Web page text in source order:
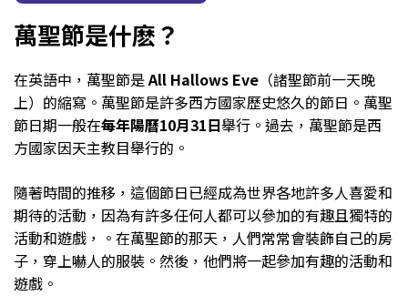
萬聖節是什麽？
在英語中，萬聖節是All Hallows Eve （諸聖節前一天晚
上）的縮寫。萬聖節是許多西方國家歷史悠久的節日。萬聖
節日期一般在每年陽曆10月31日舉行。過去，萬聖節是西
方國家因天主教目舉行的。
隨著時間的推移，這個節日已經成為世界各地許多人喜愛和
期待的活動，因為有許多任何人都可以參加的有趣且獨特的
活動和遊戲，。在萬聖節的那天，人們常常會裝飾自己的房
子，穿上嚇人的服裝。然後，他們將一起參加有趣的活動和
遊戲。